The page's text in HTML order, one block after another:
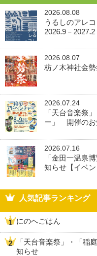
2026.08.08
うるしのアレ
2026.9－
2026.08.07
枋ノ木神社金
2026.07.24
「天台音楽祭
ー」 開催のお
2026.07.16
「金田一温泉
知らせ【イベ
人気記事ランキング
にのへごはん
「天台音楽祭」・「
知らせ